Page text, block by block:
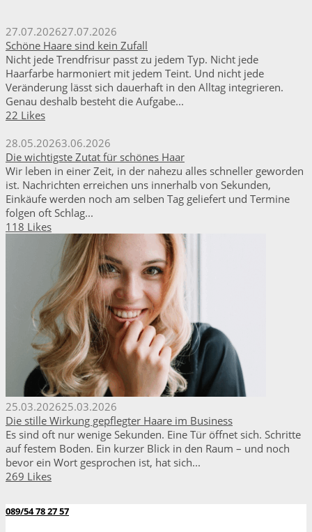
27.07.202627.07.2026
Schöne Haare sind kein Zufall
Nicht jede Trendfrisur passt zu jedem Typ. Nicht jede
Haarfarbe harmoniert mit jedem Teint. Und nicht jede
Veränderung lässt sich dauerhaft in den Alltag integrieren.
Genau deshalb besteht die Aufgabe...
22 Likes
28.05.20263.06.2026
Die wichtigste Zutat für schönes Haar
Wir leben in einer Zeit, in der nahezu alles schneller geworden
ist. Nachrichten erreichen uns innerhalb von Sekunden,
Einkäufe werden noch am selben Tag geliefert und Termine
folgen oft Schlag...
118 Likes
25.03.202625.03.2026
Die stille Wirkung gepflegter Haare im Business
Es sind oft nur wenige Sekunden. Eine Tür öffnet sich. Schritte
auf festem Boden. Ein kurzer Blick in den Raum – und noch
bevor ein Wort gesprochen ist, hat sich...
269 Likes
089/54 78 27 57